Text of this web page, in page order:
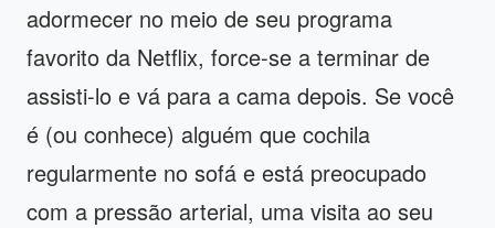
adormecer no meio de seu programa
favorito da Netflix, force-se a terminar de
assisti-lo e vá para a cama depois. Se você
é (ou conhece) alguém que cochila
regularmente no sofá e está preocupado
com a pressão arterial, uma visita ao seu